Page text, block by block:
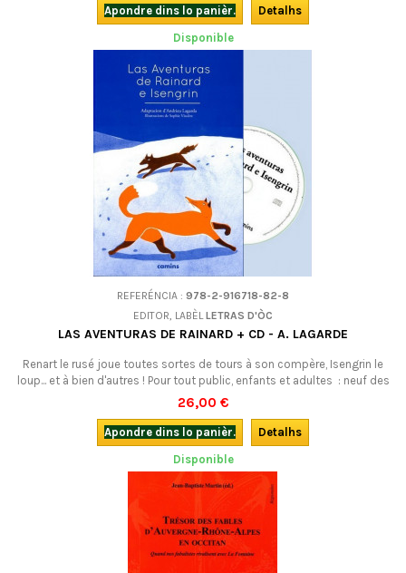
Apondre dins lo panièr.
Detalhs
Disponible
REFERÉNCIA : 978-2-916718-82-8
EDITOR, LABÈLLETRAS D'ÒC
LAS AVENTURAS DE RAINARD + CD - A. LAGARDE
Renart le rusé joue toutes sortes de tours à son compère, Isengrin le
loup... et à bien d'autres ! Pour tout public, enfants et adultes : neuf des
épisodes les plus connus du fameux Roman de Renart, adaptés en
occitan.Avec CD.
26,00 €
Apondre dins lo panièr.
Detalhs
Disponible